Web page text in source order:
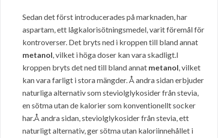
Sedan det först introducerades på marknaden, har
aspartam, ett lågkalorisötningsmedel, varit föremål för
kontroverser. Det bryts ned i kroppen till bland annat
metanol, vilket i höga doser kan vara skadligt.I
kroppen bryts det ned till bland annat metanol, vilket
kan vara farligt i stora mängder. Å andra sidan erbjuder
naturliga alternativ som steviolglykosider från stevia,
en sötma utan de kalorier som konventionellt socker
har.Å andra sidan, steviolglykosider från stevia, ett
naturligt alternativ, ger sötma utan kaloriinnehållet i